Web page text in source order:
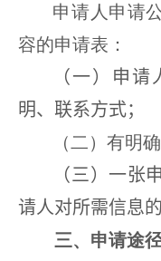
申请人申请
容的申请表：
（一）申请
明、联系方式；
（二）有明
（三）一张
请人对所需信息
三、申请途